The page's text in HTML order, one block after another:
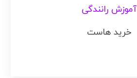
آموزش رانندگی
خرید هاست